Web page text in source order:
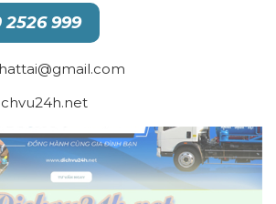
999